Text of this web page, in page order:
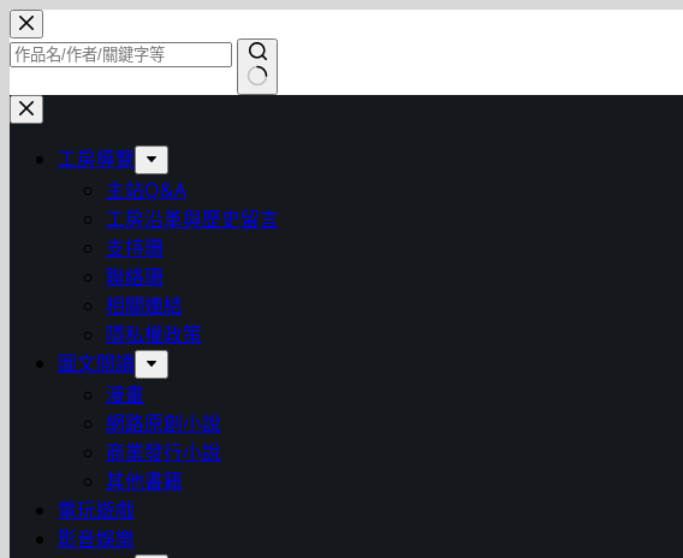
跳
至
要
找
工房導覽
主站Q&A
工房沿革與歷史留言
支持珊
聯絡珊
相關連結
隱私權政策
圖文閱讀
漫畫
網路原創小說
商業發行小說
其他書籍
電玩遊戲
影音娛樂